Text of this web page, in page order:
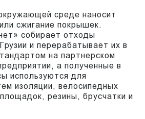
среде наносит
сжигание покрышек.
собирает отходы
и перерабатывает их в
на партнерском
а полученные в
используются для
изоляции, велосипедных
резины, брусчатки и